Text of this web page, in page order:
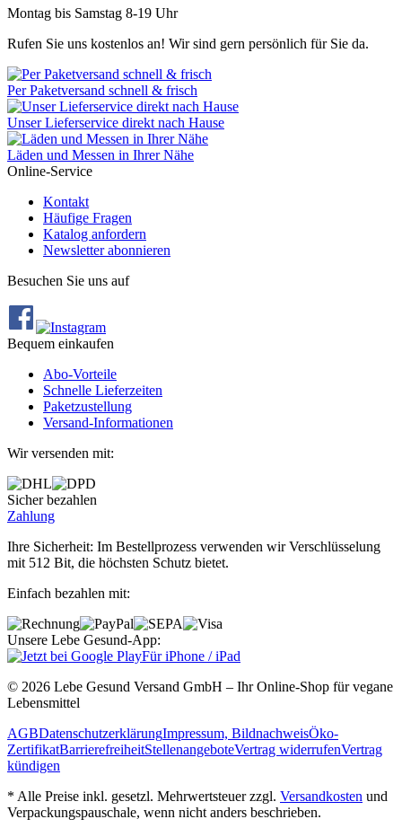
Montag bis Samstag 8-19 Uhr
Rufen Sie uns kostenlos an! Wir sind gern persönlich für Sie da.
Per Paketversand schnell & frisch
Unser Lieferservice direkt nach Hause
Läden und Messen in Ihrer Nähe
Online-Service
Kontakt
Häufige Fragen
Katalog anfordern
Newsletter abonnieren
Besuchen Sie uns auf
Bequem einkaufen
Abo‐Vorteile
Schnelle Lieferzeiten
Paketzustellung
Versand‐Informationen
Wir versenden mit:
Sicher bezahlen
Zahlung
Ihre Sicherheit: Im Bestellprozess verwenden wir Verschlüsselung
mit 512 Bit, die höchsten Schutz bietet.
Einfach bezahlen mit:
Unsere Lebe Gesund-App:
Für iPhone / iPad
© 2026 Lebe Gesund Versand GmbH – Ihr Online‐Shop für vegane
Lebensmittel
AGBDatenschutzerklärungImpressum, BildnachweisÖko‐
ZertifikatBarrierefreiheitStellenangeboteVertrag widerrufenVertrag
kündigen
* Alle Preise inkl. gesetzl. Mehrwertsteuer zzgl. Versandkosten und
Verpackungspauschale, wenn nicht anders beschrieben.